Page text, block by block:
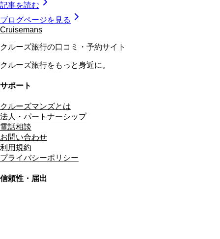
記事を読む
ブログページを見る
Cruisemans
クルーズ旅行の口コミ・予約サイト
クルーズ旅行をもっと身近に。
サポート
クルーズマンズとは
法人・パートナーシップ
電話相談
お問い合わせ
利用規約
プライバシーポリシー
信頼性・届出